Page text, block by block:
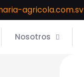
agricola.com.sv
Nosotros